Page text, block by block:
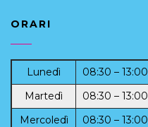
ORARI
Lunedì 08:30 – 13:00
Martedì
08:30 – 13:00
Mercoledì
08:30 – 13:00